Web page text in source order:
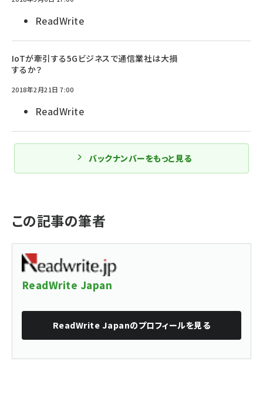
ReadWrite
IoTが牽引する5Gビジネスで通信業社は大損
するか？
2018年2月21日 7:00
ReadWrite
バックナンバーをもっと見る
この記事の筆者
ReadWrite Japan
ReadWrite Japanのプロフィールを見る